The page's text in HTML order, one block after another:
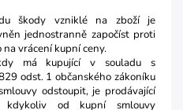
škody vzniklé na zboží je
jednostranně započíst proti
vrácení kupní ceny.
má kupující v souladu s
odst. 1 občanského zákoníku
odstoupit, je prodávající
kdykoliv od kupní smlouvy